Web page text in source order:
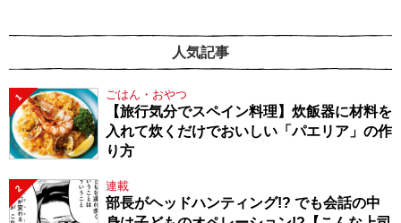
人気記事
1 ごはん・おやつ
【旅行気分でスペイン料理】炊飯器に材料を
入れて炊くだけでおいしい「パエリア」の作
り方
2 連載
部長がヘッドハンティング!? でも会話の中